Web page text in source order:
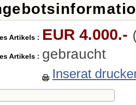
Artikels : EUR 4.000.-
Artikels : gebraucht
Inserat